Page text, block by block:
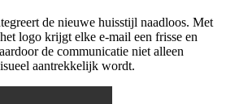
de nieuwe huisstijl naadloos. Met
logo krijgt elke e-mail een frisse en
de communicatie niet alleen
aantrekkelijk wordt.